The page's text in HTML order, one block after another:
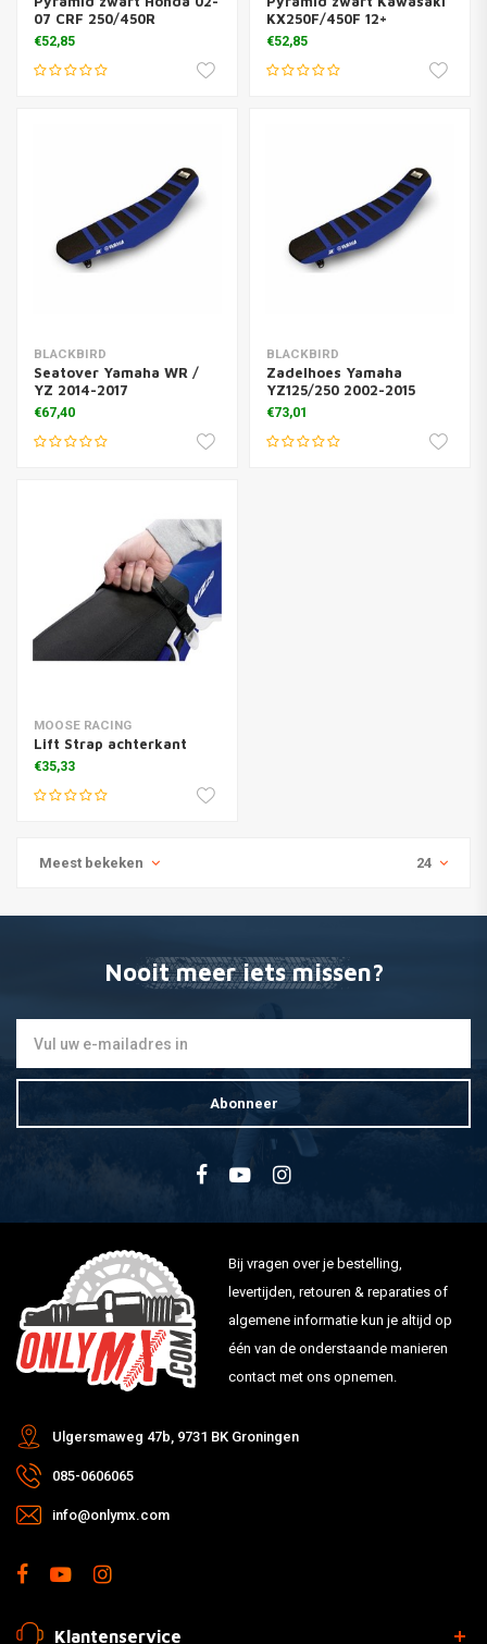
07 CRF 250/450R
€52,85
KX250F/450F 12+
€52,85
BLACKBIRD
Seatover Yamaha WR /
YZ 2014-2017
€67,40
BLACKBIRD
Zadelhoes Yamaha
YZ125/250 2002-2015
€73,01
MOOSE RACING
Lift Strap achterkant
€35,33
Meest bekeken 24
Nooit meer iets missen?
Abonneer
Bij vragen over je bestelling,
levertijden, retouren & reparaties of
algemene informatie kun je altijd op
één van de onderstaande manieren
contact met ons opnemen.
Ulgersmaweg 47b, 9731 BK Groningen
085-0606065
info@onlymx.com
Klantenservice